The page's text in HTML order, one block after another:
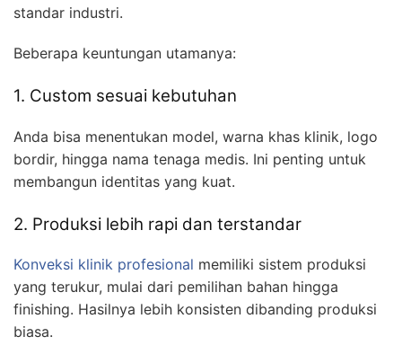
standar industri.
Beberapa keuntungan utamanya:
1. Custom sesuai kebutuhan
Anda bisa menentukan model, warna khas klinik, logo
bordir, hingga nama tenaga medis. Ini penting untuk
membangun identitas yang kuat.
2. Produksi lebih rapi dan terstandar
Konveksi klinik profesional memiliki sistem produksi
yang terukur, mulai dari pemilihan bahan hingga
finishing. Hasilnya lebih konsisten dibanding produksi
biasa.